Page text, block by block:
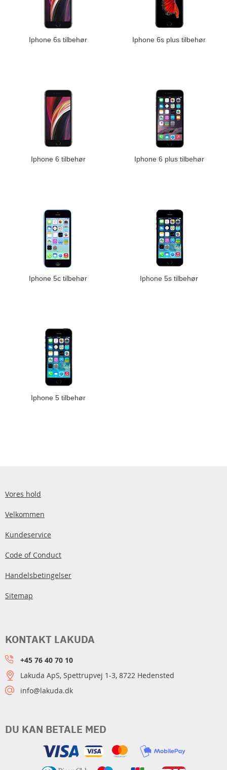
Iphone 6s tilbehør Iphone 6s plus tilbehør
Iphone 6 tilbehør Iphone 6 plus tilbehør
Iphone 5c tilbehør Iphone 5s tilbehør
Iphone 5 tilbehør
Vores hold
Velkommen
Kundeservice
Code of Conduct
Handelsbetingelser
Sitemap
DU KAN BETALE MED
KONTAKT LAKUDA
+45 76 40 70 10
Lakuda ApS, Spettrupvej 1-3, 8722 Hedensted
info@lakuda.dk